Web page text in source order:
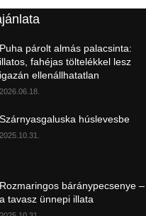
Puha párolt almás palacsinta:
illatos, fahéjas töltelékkel lesz
igazán ellenállhatatlan
2026.06.18.
Szárnyasgaluska húslevesbe
2025.10.31.
Rozmaringos báránypecsenye –
a tavasz ünnepi illata